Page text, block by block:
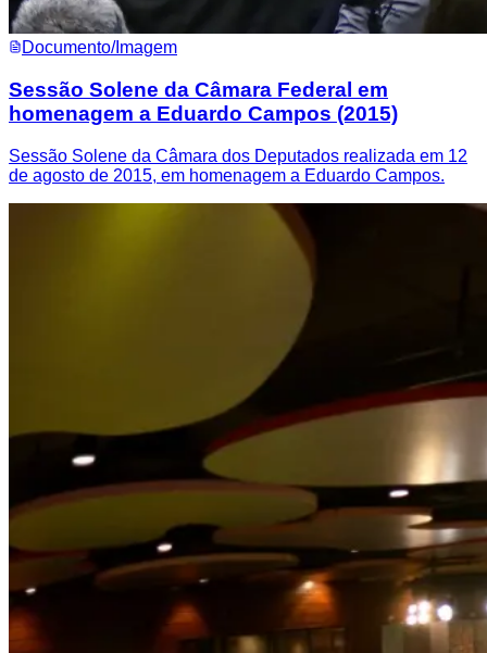
Documento/Imagem
Sessão Solene da Câmara Federal em
homenagem a Eduardo Campos (2015)
Sessão Solene da Câmara dos Deputados realizada em 12
de agosto de 2015, em homenagem a Eduardo Campos.